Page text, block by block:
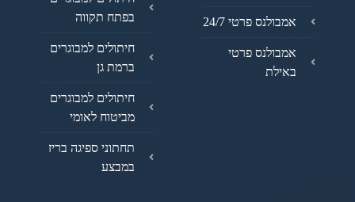
אמבולנס פרטי 24/7
אמבולנס פרטי
באילת
בפתח תקווה
חיתולים למבוגרים
ברמת גן
חיתולים למבוגרים
מביטוח לאומי
תחתוני ספיגה בריז
במבצע